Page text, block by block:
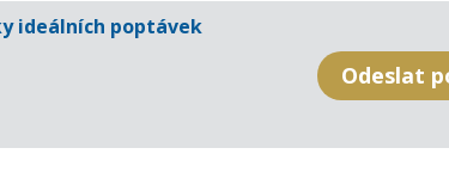
ideálních poptávek